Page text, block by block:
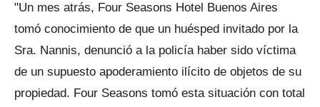
"Un mes atrás, Four Seasons Hotel Buenos Aires
tomó conocimiento de que un huésped invitado por la
Sra. Nannis, denunció a la policía haber sido víctima
de un supuesto apoderamiento ilícito de objetos de su
propiedad. Four Seasons tomó esta situación con total